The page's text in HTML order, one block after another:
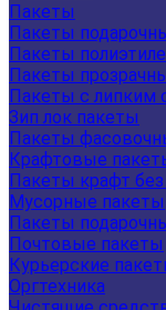
Пакеты
Пакеты
Пакеты
Пакеты
Пакеты с липким
Зип лок пакеты
Пакеты
Крафтовые
Пакеты крафт без
Мусорные пакеты
Пакеты
Почтовые пакеты
Курьерские
Оргтехника